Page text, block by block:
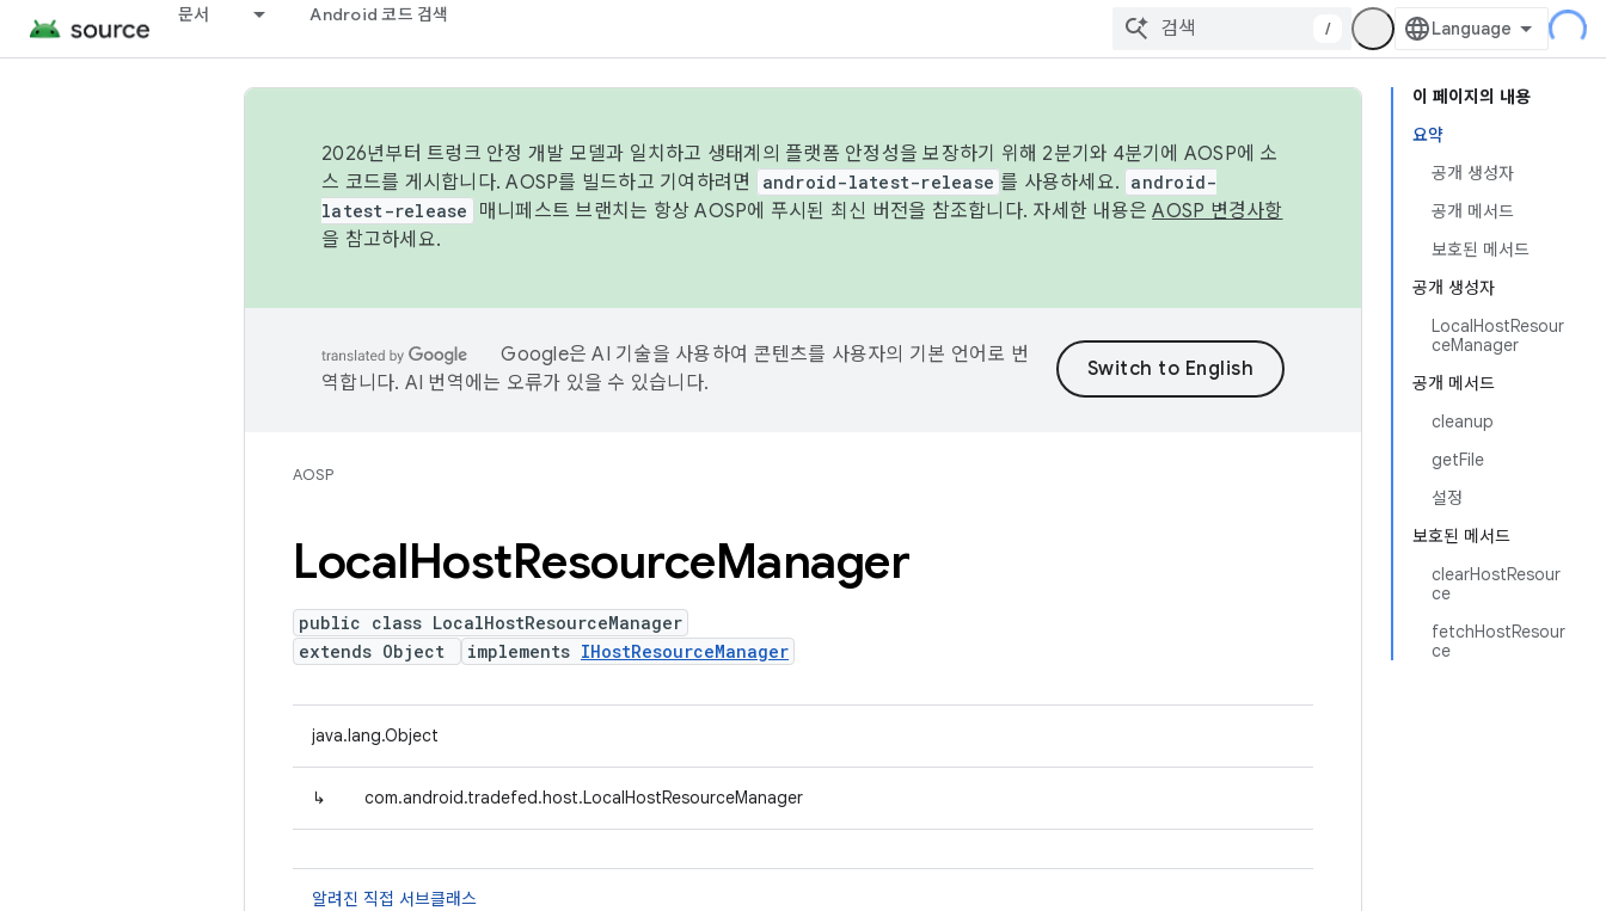
문서 Android 코드 검색
/
이 페이지의 내용
요약
공개 생성자
공개 메서드
보호된 메서드
공개 생성자
LocalHostResour
ceManager
공개 메서드
cleanup
getFile
설정
보호된 메서드
clearHostResour
ce
fetchHostResour
ce
2026년부터 트렁크 안정 개발 모델과 일치하고 생태계의 플랫폼 안정성을 보장하기 위해 2분기와 4분기에 AOSP에 소
스 코드를 게시합니다. AOSP를 빌드하고 기여하려면
android-latest-release 를 사용하세요. android-
latest-release
매니페스트 브랜치는 항상 AOSP에 푸시된 최신 버전을 참조합니다. 자세한 내용은AOSP 변경사항
을 참고하세요.
Google은 AI 기술을 사용하여 콘텐츠를 사용자의 기본 언어로 번
역합니다. AI 번역에는 오류가 있을 수 있습니다.
AOSP
LocalHostResourceManager
public class LocalHostResourceManager
extends Object
implements IHostResourceManager
java.lang.Object
↳ com.android.tradefed.host.LocalHostResourceManager
알려진 직접 서브클래스